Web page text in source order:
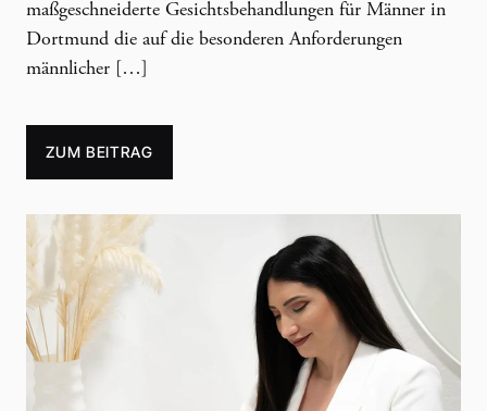
maßgeschneiderte Gesichtsbehandlungen für Männer in
Dortmund die auf die besonderen Anforderungen
männlicher […]
ZUM BEITRAG